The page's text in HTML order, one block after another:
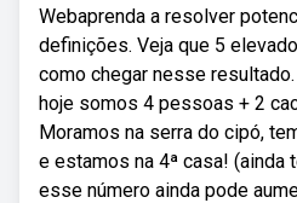
Webaprenda a resolver
definições. Veja que 5
como chegar nesse
hoje somos 4 pessoas + 2
Moramos na serra do cipó,
e estamos na 4ª casa! (ainda
esse número ainda pode